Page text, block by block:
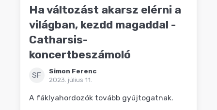
Ha változást akarsz elérni a
világban, kezdd magaddal -
Catharsis-
koncertbeszámoló
SF
Simon Ferenc
2023. július 11.
A fáklyahordozók tovább gyújtogatnak.